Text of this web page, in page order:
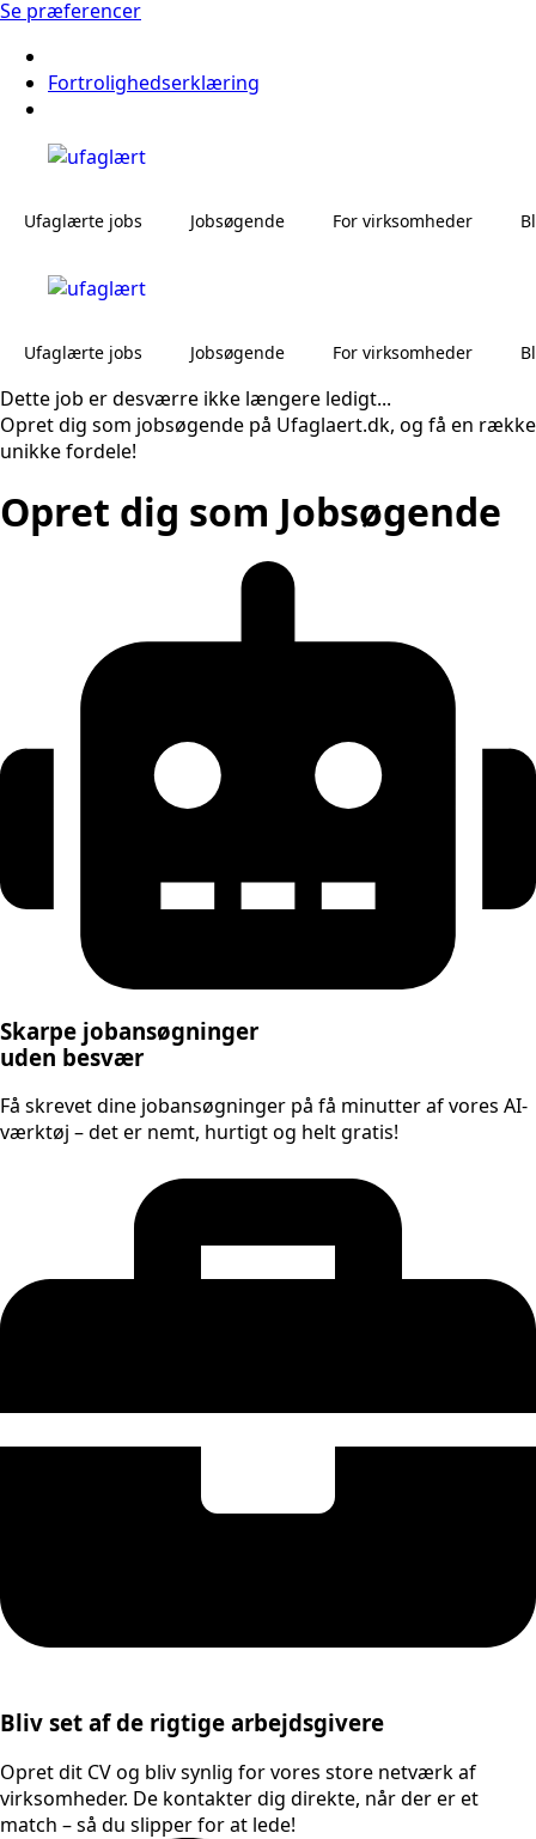
Se præferencer
Fortrolighedserklæring
Ufaglærte jobs Jobsøgende For virksomheder
Ufaglærte jobs Jobsøgende For virksomheder
Dette job er desværre ikke længere ledigt...
Opret dig som jobsøgende på Ufaglaert.dk, og få en række
unikke fordele!
Opret dig som Jobsøgende
Skarpe jobansøgninger
uden besvær
Få skrevet dine jobansøgninger på få minutter af vores AI-
værktøj – det er nemt, hurtigt og helt gratis!
Bliv set af de rigtige arbejdsgivere
Opret dit CV og bliv synlig for vores store netværk af
virksomheder. De kontakter dig direkte, når der er et
match – så du slipper for at lede!